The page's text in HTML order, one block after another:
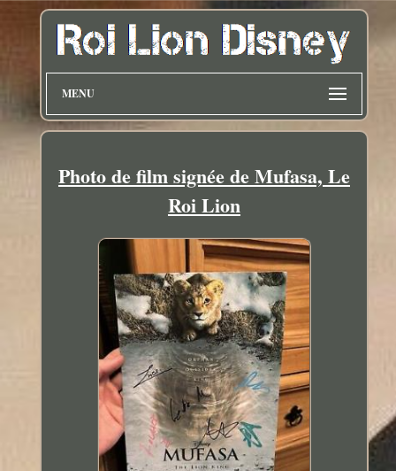
MENU
Photo de film signée de Mufasa, Le
Roi Lion